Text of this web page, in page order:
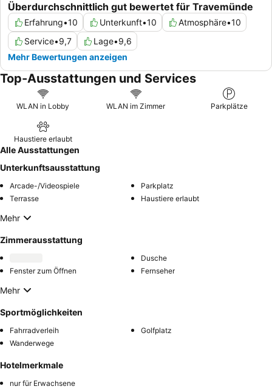
Überdurchschnittlich gut bewertet für Travemünde
Erfahrung•10 Unterkunft•10 Atmosphäre•10
Service•9,7 Lage•9,6
Mehr Bewertungen anzeigen
Top-Ausstattungen und Services
WLAN in Lobby WLAN im Zimmer Parkplätze
Haustiere erlaubt
Alle Ausstattungen
Unterkunftsausstattung
Arcade-/Videospiele
Parkplatz
Terrasse
Haustiere erlaubt
Mehr
Zimmerausstattung
Dusche
Fenster zum Öffnen
Fernseher
Mehr
Sportmöglichkeiten
Fahrradverleih
Golfplatz
Wanderwege
Hotelmerkmale
nur für Erwachsene